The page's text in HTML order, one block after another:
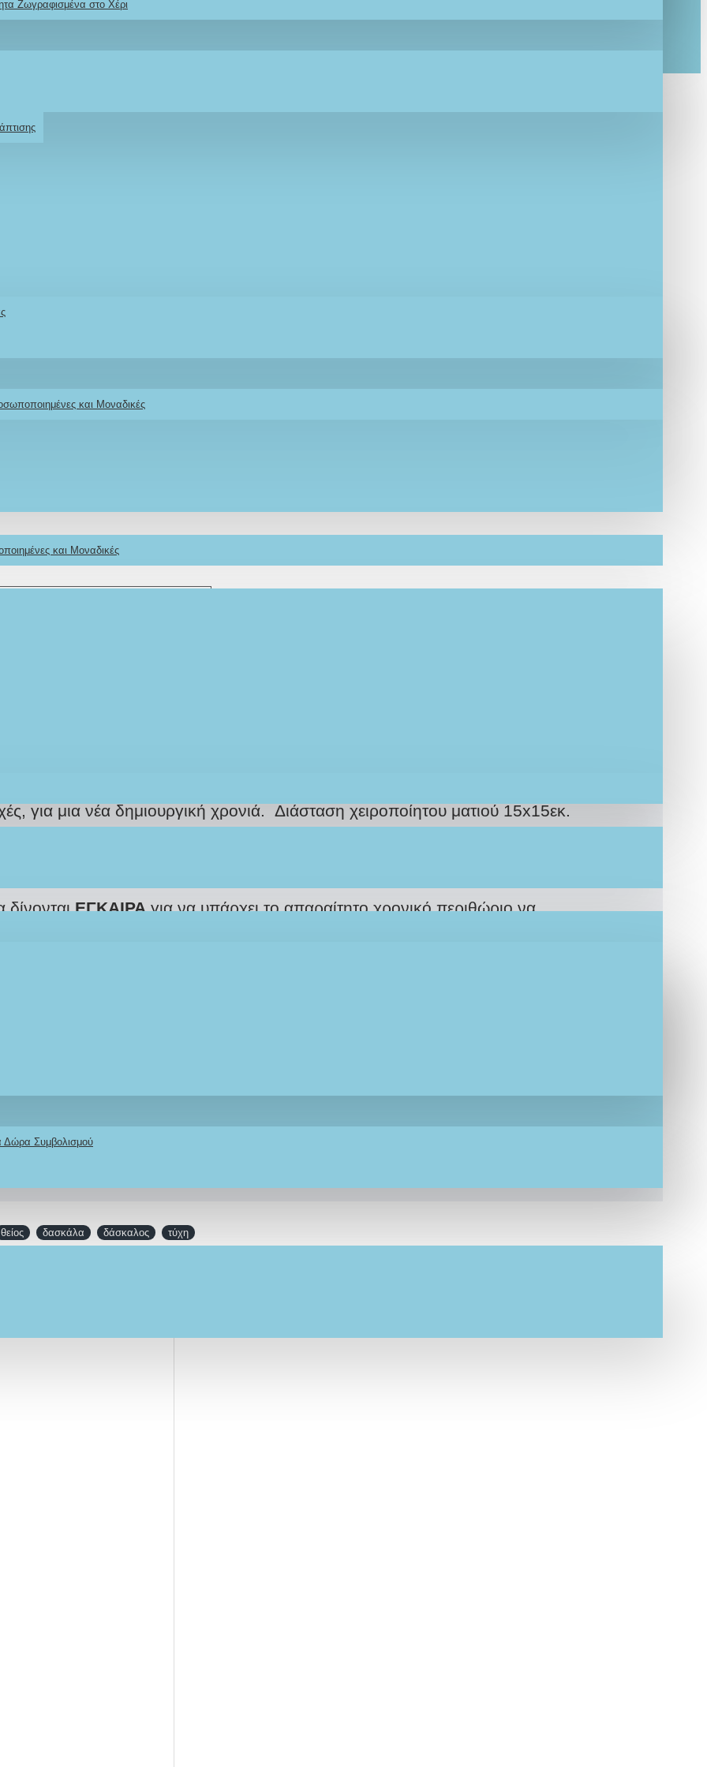
Ζωγραφισμένα στο Χέρι
και Μοναδικές
και Μοναδικές
Δώρα Συμβολισμού
Για το προϊόν
– μπεζ, ροζ,
ψυχής. Χειροποίητο υφασμάτινο διακοσμητικό γούρι χρονιάς μάτι από βαμβακερά
για μια νέα δημιουργική χρονιά. Διάσταση χειροποίητου ματιού 15x15εκ.
και διαμορφώνονται ΑΠΟΚΛΕΙΣΤΙΚΑ για εσάς κατόπιν παραγγελίας.
τον φόρτο εργασίας μας.
ΕΓΚΑΙΡΑγια να υπάρχει το απαραίτητο χρονικό περιθώριο να
που επιθυμείτε εσείς.
σχόλιο την προσωπική ευχή ή ονόματα που επιθυμείτε να ζωγραφιστούν
ή courier και το κόστος εξαρτάται απο απο την τοποθεσία και το βάρος της παραγγελίας.
με συνεργαζόμενη μεταφορική εταιρεία.
είναι τραπεζική κατάθεση του συνολικού ποσού για να ξεκινήσει η δημιουργία αυτής.
και εξόφληση πριν την αποστολή.
θείος δασκάλα δάσκαλος τύχη